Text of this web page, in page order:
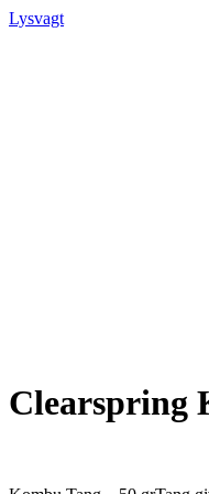
Lysvagt
Clearspring